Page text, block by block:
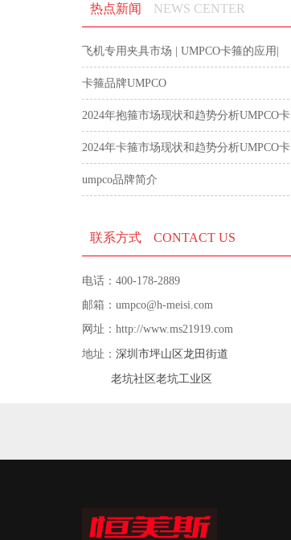
热点新闻 NEWS CENTER
飞机专用夹具市场 | UMPCO卡箍的应用|
航空卡箍
卡箍品牌UMPCO
2024年抱箍市场现状和趋势分析UMPCO卡
箍
2024年卡箍市场现状和趋势分析UMPCO卡
箍
umpco品牌简介
联系方式 CONTACT US
电话：400-178-2889
邮箱：umpco@h-meisi.com
网址：http://www.ms21919.com
地址： 深圳市坪山区龙田街道
老坑社区老坑工业区